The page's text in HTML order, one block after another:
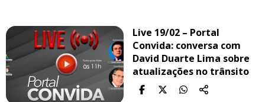
Live 19/02 – Portal
Convida: conversa com
David Duarte Lima sobre
atualizações no trânsito